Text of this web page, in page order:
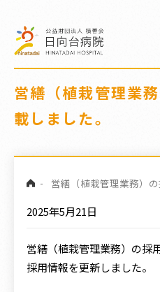
護部
イケア
療福祉相談室
ロザリル治療
通案内
院広報誌
営繕（植栽管理業
載しました。
- 営繕（植栽管理業務）
2025年5月21日
営繕（植栽管理業務）の採
採用情報を更新しました。